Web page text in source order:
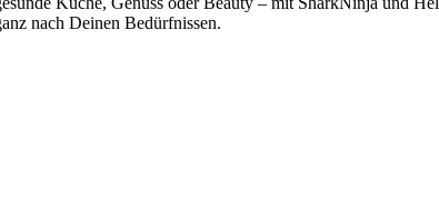
nach Deinen Bedürfnissen.